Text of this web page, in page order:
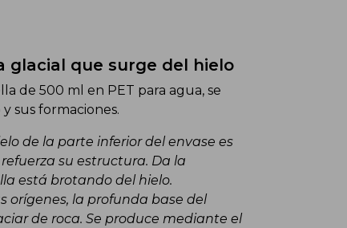
glacial que surge del hielo
de 500 ml en PET para agua, se
sus formaciones.
de la parte inferior del envase es
su estructura. Da la
está brotando del hielo.
orígenes, la profunda base del
de roca. Se produce mediante el